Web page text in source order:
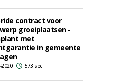
contract voor
groeiplaatsen -
met
in gemeente
2020 573 sec